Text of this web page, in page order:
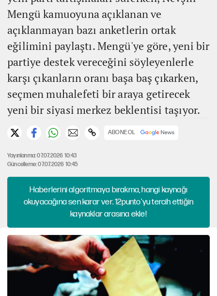
Mengü kamuoyuna açıklanan ve
açıklanmayan bazı anketlerin ortak
eğilimini paylaştı. Mengü'ye göre, yeni bir
partiye destek vereceğini söyleyenlerle
karşı çıkanların oranı başa baş çıkarken,
seçmen muhalefeti bir araya getirecek
yeni bir siyasi merkez beklentisi taşıyor.
ABONE OL
Yayınlanma: 07.07.2026 10:43
Güncelleme: 07.07.2026 10:45
Haberlerini algoritmaya bırakma, hangi kaynağı
okuyacağına sen karar ver. 12punto'yu tercih ettiğin
kaynaklar arasına ekle!